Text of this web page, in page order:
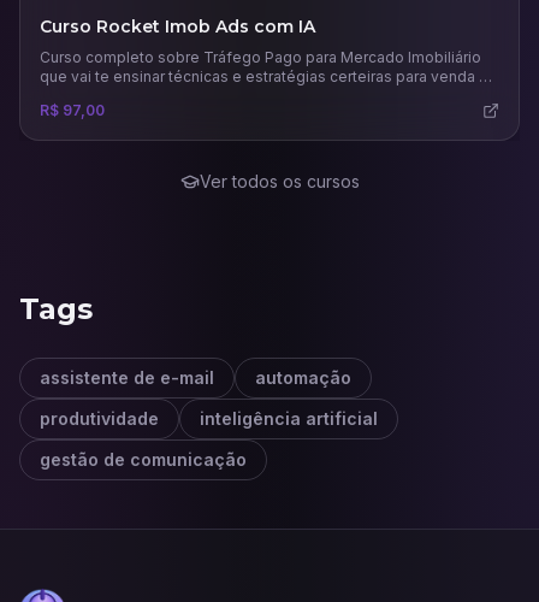
Curso Rocket Imob Ads com IA
Curso completo sobre Tráfego Pago para Mercado Imobiliário
que vai te ensinar técnicas e estratégias certeiras para venda e
R$ 97,00
Ver todos os cursos
Tags
assistente de e-mail
automação
produtividade
inteligência artificial
gestão de comunicação